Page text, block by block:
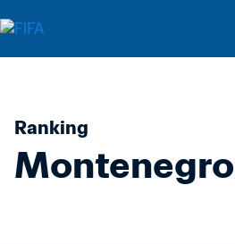
Ranking
Montenegro